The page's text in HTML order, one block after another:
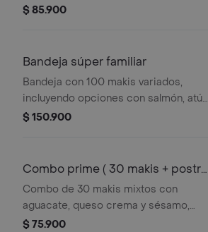
un postre de fresa.
$ 85.900
Bandeja súper familiar
Bandeja con 100 makis variados,
incluyendo opciones con salmón, atún
y tamago. Ideal para compartir en
$ 150.900
Combo prime ( 30 makis + postre
)Combo de 30 makis mixtos con
aguacate, queso crema y sésamo,
acompañado de un postre.
$ 75.900